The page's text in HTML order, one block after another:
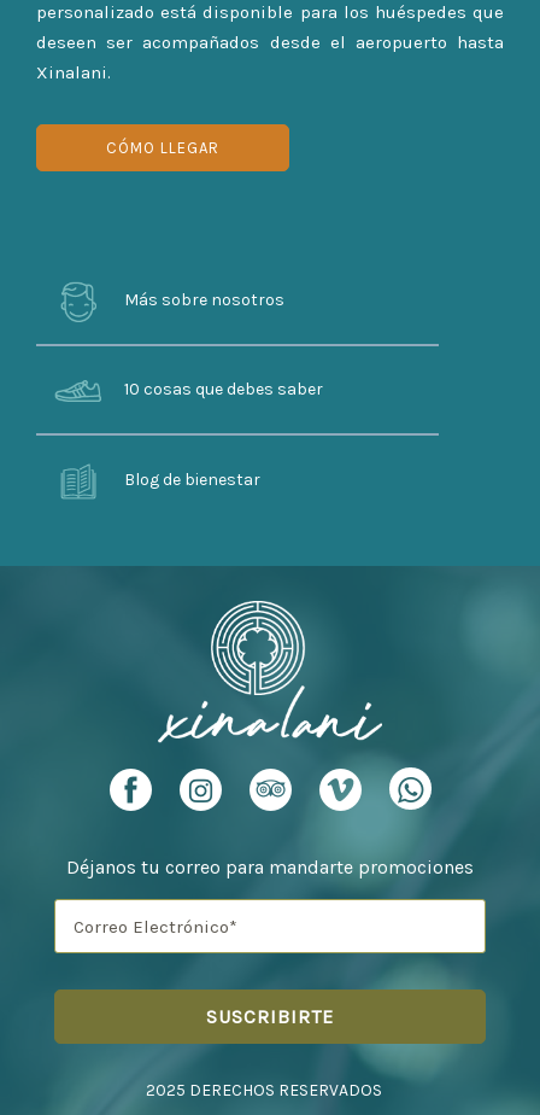
personalizado está disponible para los huéspedes que
deseen ser acompañados desde el aeropuerto hasta
Xinalani.
CÓMO LLEGAR
Más sobre nosotros
10 cosas que debes saber
Blog de bienestar
Déjanos tu correo para mandarte promociones
2025 DERECHOS RESERVADOS